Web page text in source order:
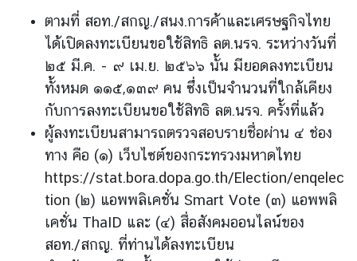
น
ย
ก
ตามที่ สอท./สกญ./สนง.การค้าและเศรษฐกิจไทย
ได้เปิดลงทะเบียนขอใช้สิทธิ ลต.นรจ. ระหว่างวันที่
๒๕ มี.ค. - ๙ เม.ย. ๒๕๖๖ นั้น มียอดลงทะเบียน
ทั้งหมด ๑๑๕,๑๓๙ คน ซึ่งเป็นจำนวนที่ใกล้เคียง
กับการลงทะเบียนขอใช้สิทธิ ลต.นรจ. ครั้งที่แล้ว
ผู้ลงทะเบียนสามารถตรวจสอบรายชื่อผ่าน ๔ ช่อง
ทาง คือ (๑) เว็บไซต์ของกระทรวงมหาดไทย
https://stat.bora.dopa.go.th/Election/enqelec
tion (๒) แอพพลิเคชั่น Smart Vote (๓) แอพพลิ
เคชั่น ThaID และ (๔) สื่อสังคมออนไลน์ของ
สอท./สกญ. ที่ท่านได้ลงทะเบียน